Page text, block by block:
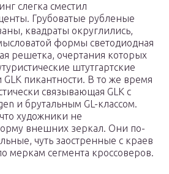
слегка сместил
Грубоватые рубленые
квадраты округлились,
формы светодиодная
решетка, очертания которых
штутгартские
пикантности. В то же время
связывающая GLK с
и брутальным GL-классом.
художники не
внешних зеркал. Они по-
чуть заостренные с краев
меркам сегмента кроссоверов.